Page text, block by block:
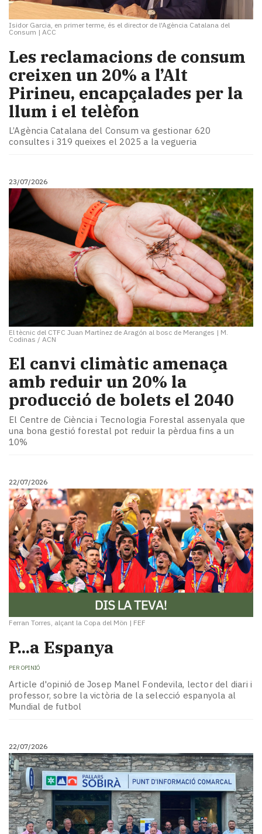
Isidor Garcia, en primer terme, és el director de l'Agència Catalana del
Consum | ACC
​Les reclamacions de consum
creixen un 20% a l’Alt
Pirineu, encapçalades per la
llum i el telèfon
L’Agència Catalana del Consum va gestionar 620
consultes i 319 queixes el 2025 a la vegueria
23/07/2026
El tècnic del CTFC Juan Martínez de Aragón al bosc de Meranges | M.
Codinas / ACN
El canvi climàtic amenaça
amb reduir un 20% la
producció de bolets el 2040
El Centre de Ciència i Tecnologia Forestal assenyala que
una bona gestió forestal pot reduir la pèrdua fins a un
10%
22/07/2026
Ferran Torres, alçant la Copa del Mön | FEF
P...a Espanya
PER OPINIÓ
Article d'opinió de Josep Manel Fondevila, lector del diari i
professor, sobre la victòria de la selecció espanyola al
Mundial de futbol
22/07/2026